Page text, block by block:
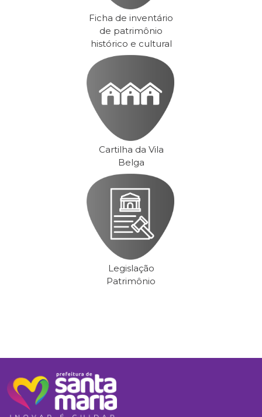
Ficha de inventário
de patrimônio
histórico e cultural
Cartilha da Vila
Belga
Legislação
Patrimônio